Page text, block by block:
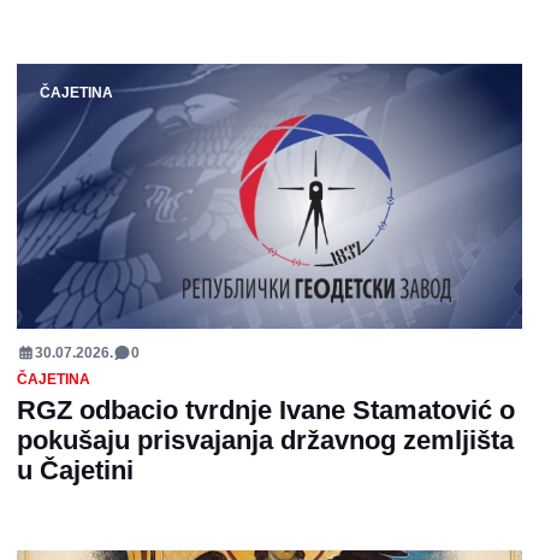
ČAJETINA
30.07.2026.
0
ČAJETINA
RGZ odbacio tvrdnje Ivane Stamatović o
pokušaju prisvajanja državnog zemljišta
u Čajetini